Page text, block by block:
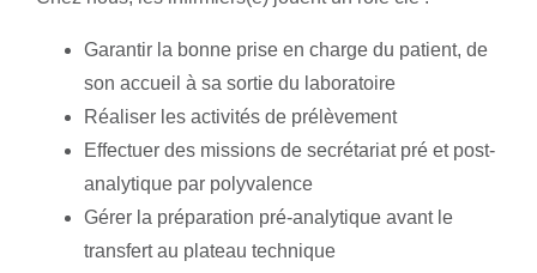
Garantir la bonne prise en charge du patient, de
son accueil à sa sortie du laboratoire
Réaliser les activités de prélèvement
Effectuer des missions de secrétariat pré et post-
analytique par polyvalence
Gérer la préparation pré-analytique avant le
transfert au plateau technique